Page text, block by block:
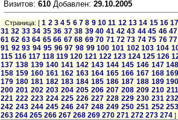
Визитов: 610 Добавлен: 29.10.2005
Страница: [1 2 3 4 5 6 7 8 9 10 11 12 13 14 15 16
31 32 33 34 35 36 37 38 39 40 41 42 43 44 45 46 47
61 62 63 64 65 66 67 68 69 70 71 72 73 74 75 76 77
91 92 93 94 95 96 97 98 99 100 101 102 103 104
115 116 117 118 119 120 121 122 123 124 125 126
137 138 139 140 141 142 143 144 145 146 147
158 159 160 161 162 163 164 165 166 167 168
179 180 181 182 183 184 185 186 187 188 189
200 201 202 203 204 205 206 207 208 209 210 211
221 222 223 224 225 226 227 228 229 230 231
242 243 244 245 246 247 248 249 250 251 252
263 264 265 266 267 268 269 270 271 272 273 274 ]